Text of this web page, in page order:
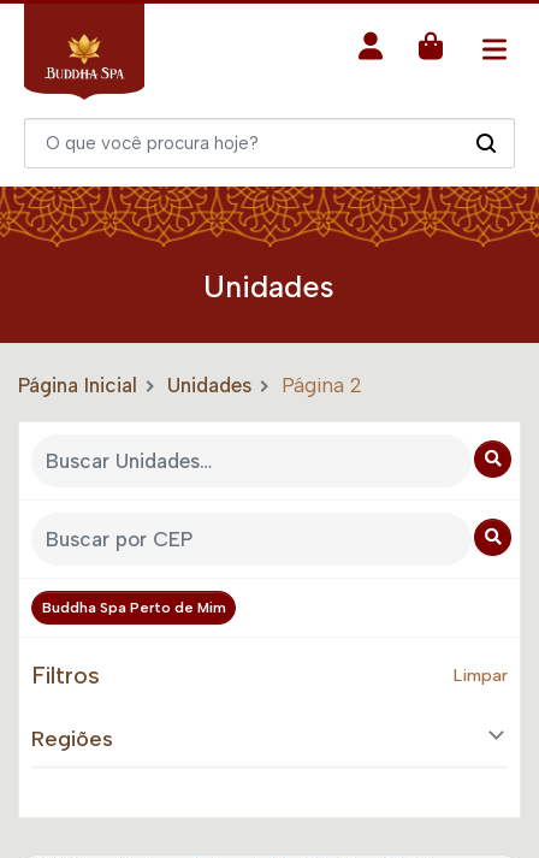
Unidades
Página Inicial Unidades Página 2
Buddha Spa Perto de Mim
Filtros Limpar
Regiões